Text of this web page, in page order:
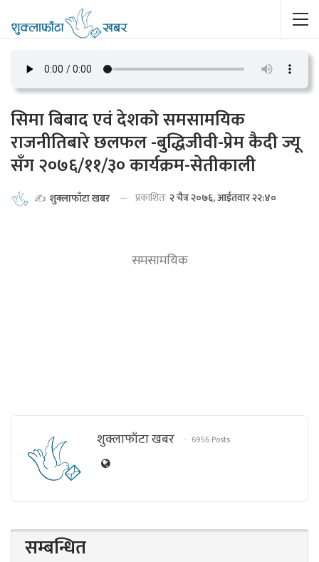
सिमा बिबाद एवं देशको समसामयिक
राजनीतिबारे छलफल -बुद्धिजीवी-प्रेम कैदी ज्यू
सँग २०७६/११/३० कार्यक्रम-सेतीकाली
✍️ शुक्लाफाँटा खबर प्रकाशितः २ चैत्र २०७६, आईतवार २२:४०
समसामयिक
शुक्लाफाँटा खबर 6956 Posts
सम्बन्धित